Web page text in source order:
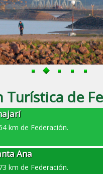
Turística de
km de Federación.
Ana
km de Federación.